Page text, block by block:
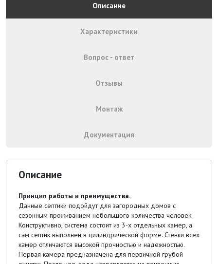
Описание
Характеристики
Вопрос - ответ
Отзывы
Монтаж
Документация
Описание
Принцип работы и преимущества.
Данные септики подойдут для загородных домов с
сезонным проживанием небольшого количества человек.
Конструктивно, система состоит из 3-х отдельных камер, а
сам септик выполнен в цилиндрической форме. Стенки всех
камер отличаются высокой прочностью и надежностью.
Первая камера предназначена для первичной грубой